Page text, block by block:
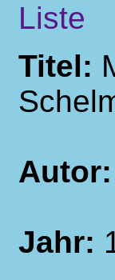
Liste
Titel:
Autor:
Jahr: